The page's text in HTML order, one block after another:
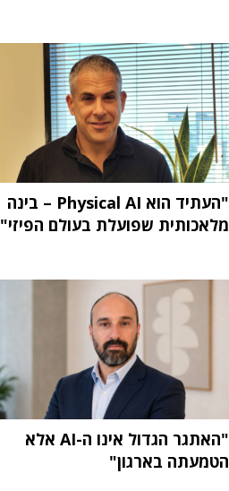
"העתיד הוא Physical AI – בינה
מלאכותית שפועלת בעולם הפיזי"
"האתגר הגדול אינו ה-AI אלא
הטמעתה בארגון"